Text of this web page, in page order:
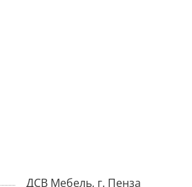
ДСВ Мебель, г. Пенза